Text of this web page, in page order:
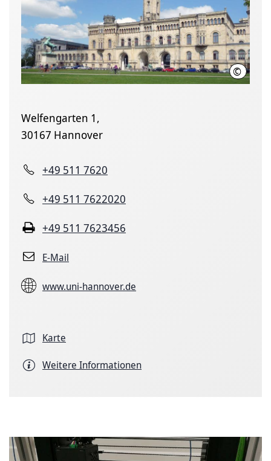
© Leibniz
Welfengarten 1,
30167 Hannover
+49 511 7620
+49 511 7622020
+49 511 7623456
E-Mail
www.uni-hannover.de
Karte
Weitere Informationen